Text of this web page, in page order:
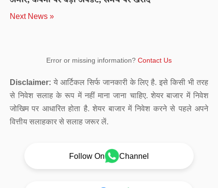
Next News »
Error or missing information? Contact Us
Disclaimer: ये आर्टिकल सिर्फ जानकारी के लिए है. इसे किसी भी तरह
से निवेश सलाह के रूप में नहीं माना जाना चाहिए. शेयर बाजार में निवेश
जोखिम पर आधारित होता है. शेयर बाजार में निवेश करने से पहले अपने
वित्तीय सलाहकार से सलाह जरूर लें.
Follow On Channel